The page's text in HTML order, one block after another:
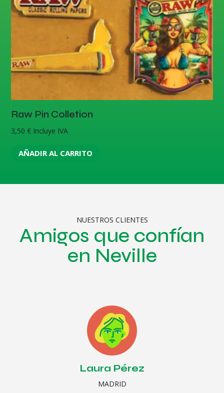
Raw Pin Colletion
3,50€ Incluye IVA
AÑADIR AL CARRITO
NUESTROS CLIENTES
Amigos que confían
en Neville
Laura Pérez
MADRID